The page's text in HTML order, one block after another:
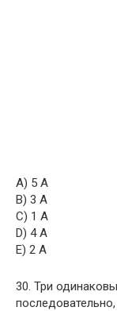
A) 5 А
B) 3 А
C) 1 А
D) 4 А
E) 2 А
30. Три